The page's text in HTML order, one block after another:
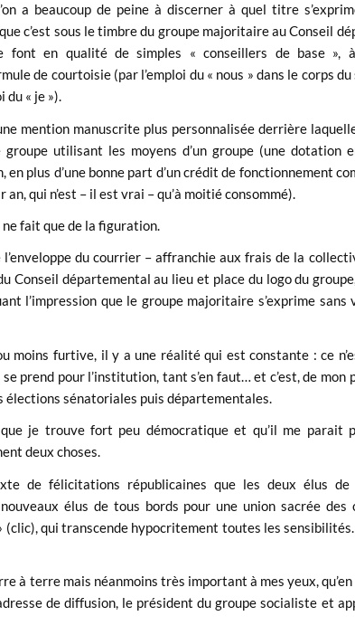
a beaucoup de peine à discerner à quel titre
c’est sous le timbre du groupe majoritaire au Conseil
font en qualité de simples « conseillers de base »,
de courtoisie (par l’emploi du « nous » dans le corps
du « je »).
mention manuscrite plus personnalisée derrière
groupe utilisant les moyens d’un groupe (une dotation
plus d’une bonne part d’un crédit de fonctionnement
qui n’est – il est vrai – qu’à moitié consommé).
fait que de la figuration.
du courrier – affranchie aux frais de la
Conseil départemental au lieu et place du logo du
l’impression que le groupe majoritaire s’exprime sans
moins furtive, il y a une réalité qui est constante : ce
prend pour l’institution, tant s’en faut… et c’est, de mon
élections sénatoriales puis départementales.
je trouve fort peu démocratique et qu’il me parait
deux choses.
de félicitations républicaines que les deux élus
élus de tous bords pour une union sacrée des
(clic), qui transcende hypocritement toutes les
à terre mais néanmoins très important à mes yeux,
de diffusion, le président du groupe socialiste et